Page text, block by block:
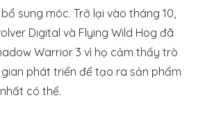
sung móc. Trở lại vào tháng 10,
Digital và Flying Wild Hog đã
Warrior 3 vì họ cảm thấy trò
phát triển để tạo ra sản phẩm
có thể.